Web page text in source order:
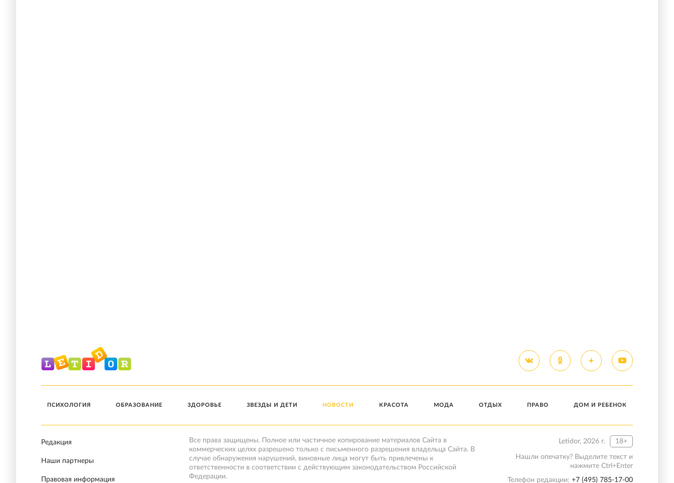
ПСИХОЛОГИЯ ОБРАЗОВАНИЕ ЗДОРОВЬЕ ЗВЕЗДЫ И ДЕТИ НОВОСТИ КРАСОТА МОДА ОТДЫХ ПРАВО ДОМ И РЕБЕНОК
Редакция
Наши партнеры
Правовая информация
Letidor, 2026 г. 18+
Нашли опечатку? Выделите текст и
нажмите Ctrl+Enter
Телефон редакции: +7 (495) 785-17-00
Все права защищены. Полное или частичное копирование материалов Сайта в
коммерческих целях разрешено только с письменного разрешения владельца Сайта. В
случае обнаружения нарушений, виновные лица могут быть привлечены к
ответственности в соответствии с действующим законодательством Российской
Федерации.